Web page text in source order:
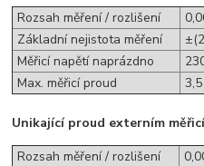
Rozsah měření / rozlišení
Základní nejistota měření
Měřicí napětí naprázdno
Max. měřicí proud
Unikající proud externím
Rozsah měření / rozlišení